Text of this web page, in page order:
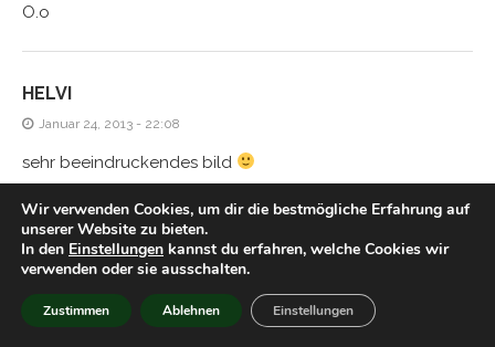
O.o
HELVI
Januar 24, 2013 - 22:08
sehr beeindruckendes bild
TIM
Januar 25, 2013 - 20:53
Geil! Sieht zwar aus wie Tempos die man beim Waschen
Wir verwenden Cookies, um dir die bestmögliche Erfahrung auf
unserer Website zu bieten.
In den Einstellungen kannst du erfahren, welche Cookies wir
verwenden oder sie ausschalten.
Zustimmen Ablehnen Einstellungen